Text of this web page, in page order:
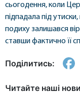
сьогодення, коли
підпадала під
подиху залишався
ставши фактично її
Поділитись:
Читайте наші